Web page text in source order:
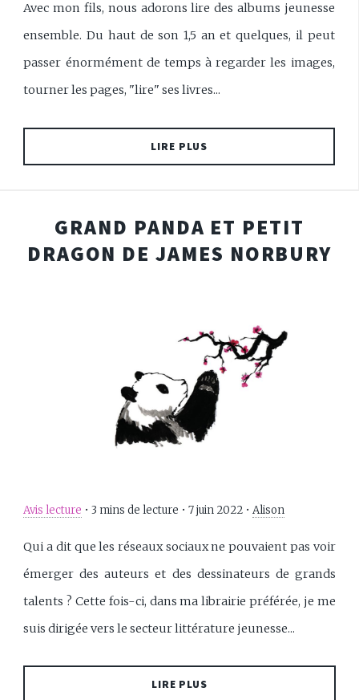
Avec mon fils, nous adorons lire des albums jeunesse
ensemble. Du haut de son 1,5 an et quelques, il peut
passer énormément de temps à regarder les images,
tourner les pages, "lire" ses livres...
LIRE PLUS
GRAND PANDA ET PETIT
DRAGON DE JAMES NORBURY
Avis lecture • 3 mins de lecture • 7 juin 2022 • Alison
Qui a dit que les réseaux sociaux ne pouvaient pas voir
émerger des auteurs et des dessinateurs de grands
talents ? Cette fois-ci, dans ma librairie préférée, je me
suis dirigée vers le secteur littérature jeunesse...
LIRE PLUS